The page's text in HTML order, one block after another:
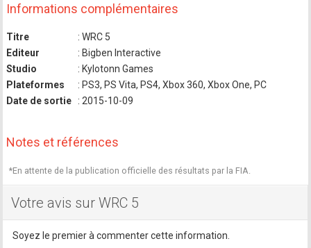
Informations complémentaires
Titre
: WRC 5
Editeur
: Bigben Interactive
Studio
: Kylotonn Games
Plateformes
: PS3, PS Vita, PS4, Xbox 360, Xbox One, PC
Date de sortie
: 2015-10-09
Notes et références
*En attente de la publication officielle des résultats par la FIA.
Votre avis sur WRC 5
Soyez le premier à commenter cette information.